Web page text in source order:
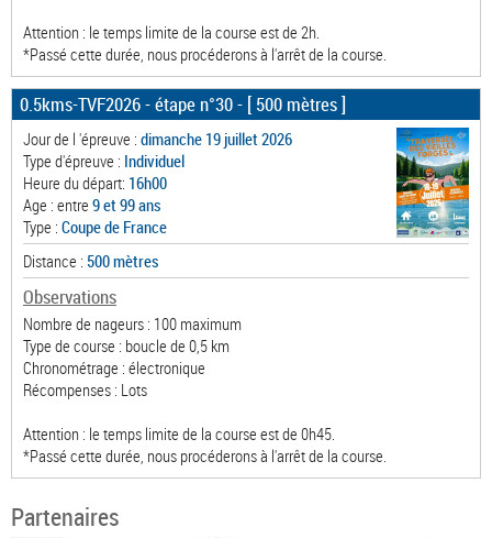
Attention : le temps limite de la course est de 2h.
*Passé cette durée, nous procéderons à l'arrêt de la course.
0.5kms-TVF2026 - étape n°30- [ 500 mètres ]
Jour de l 'épreuve : dimanche 19 juillet 2026
Type d'épreuve : Individuel
Heure du départ: 16h00
Age : entre 9 et 99 ans
Type : Coupe de France
Distance : 500 mètres
Observations
Nombre de nageurs : 100 maximum
Type de course : boucle de 0,5 km
Chronométrage : électronique
Récompenses : Lots
Attention : le temps limite de la course est de 0h45.
*Passé cette durée, nous procéderons à l'arrêt de la course.
Partenaires